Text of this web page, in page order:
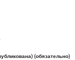
(обязательно)